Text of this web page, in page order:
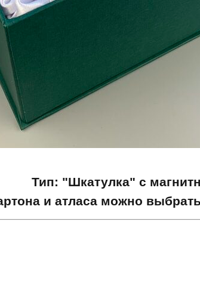
Тип: "Шкатулка" с
и атласа можно